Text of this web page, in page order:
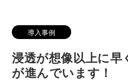
導入事例
浸透が想像以上に早
が進んでいます！